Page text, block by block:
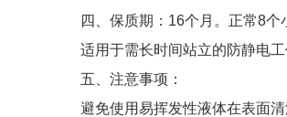
四、保质期：16个月。正常8个
适用于需长时间站立的防静电
五、注意事项：
避免使用易挥发性液体在表面清